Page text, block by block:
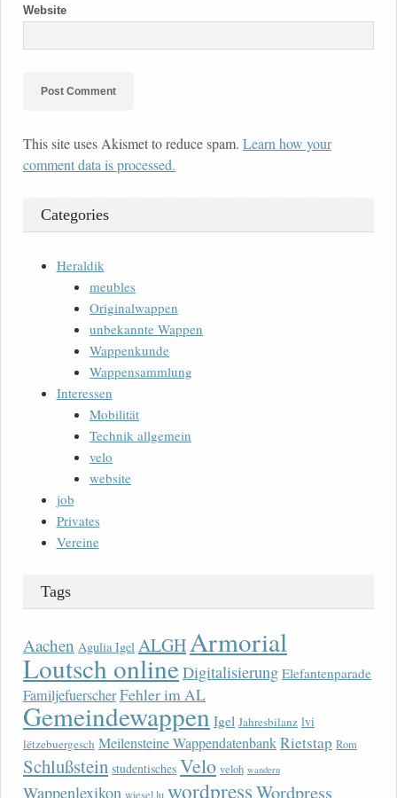
Website
This site uses Akismet to reduce spam. Learn how your
comment data is processed.
Categories
Heraldik
meubles
Originalwappen
unbekannte Wappen
Wappenkunde
Wappensammlung
Interessen
Mobilität
Technik allgemein
velo
website
job
Privates
Vereine
Tags
Aachen Agulia Igel ALGHArmorial
Loutsch onlineDigitalisierung Elefantenparade
FamiljefuerscherFehler im AL
Gemeindewappen Igel Jahresbilanz lvi
lëtzebuergesch Meilensteine WappendatenbankRietstap Rom
Schlußstein studentisches Velo veloh wandern
Wappenlexikon wordpressWordpress